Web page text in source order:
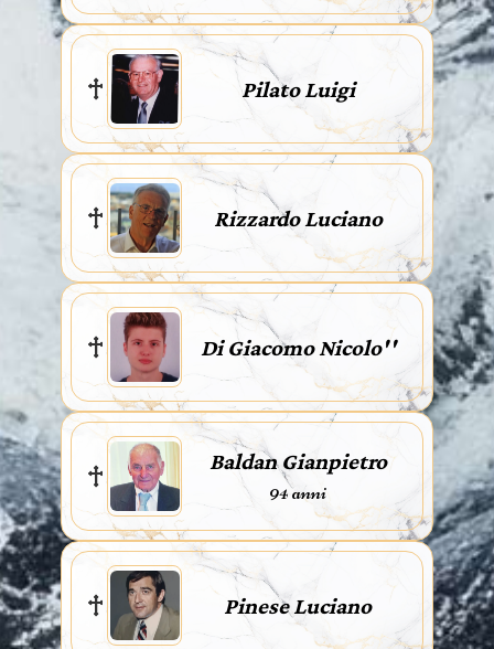
Pilato Luigi
Rizzardo Luciano
Di Giacomo Nicolo''
Baldan Gianpietro
94 anni
Pinese Luciano